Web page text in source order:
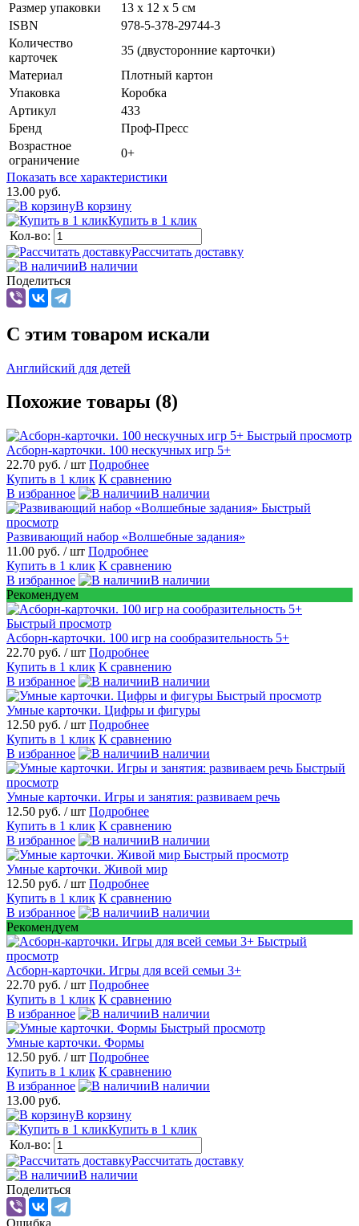
Размер упаковки
13 х 12 х 5 см
ISBN
978-5-378-29744-3
Количество
карточек
35 (двусторонние карточки)
Материал
Плотный картон
Упаковка
Коробка
Артикул
433
Бренд
Проф-Пресс
Возрастное
ограничение
0+
Показать все характеристики
13.00 руб.
В корзину
Купить в 1 клик
Кол-во:
Рассчитать доставку
В наличии
Поделиться
C этим товаром искали
Английский для детей
Похожие товары (8)
Быстрый просмотр
Асборн-карточки. 100 нескучных игр 5+
22.70 руб. / шт Подробнее
Купить в 1 клик К сравнению
В избранное
В наличии
Быстрый
просмотр
Развивающий набор «Волшебные задания»
11.00 руб. / шт Подробнее
Купить в 1 клик К сравнению
В избранное
В наличии
Рекомендуем
Быстрый просмотр
Асборн-карточки. 100 игр на сообразительность 5+
22.70 руб. / шт Подробнее
Купить в 1 клик К сравнению
В избранное
В наличии
Быстрый просмотр
Умные карточки. Цифры и фигуры
12.50 руб. / шт Подробнее
Купить в 1 клик К сравнению
В избранное
В наличии
Быстрый
просмотр
Умные карточки. Игры и занятия: развиваем речь
12.50 руб. / шт Подробнее
Купить в 1 клик К сравнению
В избранное
В наличии
Быстрый просмотр
Умные карточки. Живой мир
12.50 руб. / шт Подробнее
Купить в 1 клик К сравнению
В избранное
В наличии
Рекомендуем
Быстрый
просмотр
Асборн-карточки. Игры для всей семьи 3+
22.70 руб. / шт Подробнее
Купить в 1 клик К сравнению
В избранное
В наличии
Быстрый просмотр
Умные карточки. Формы
12.50 руб. / шт Подробнее
Купить в 1 клик К сравнению
В избранное
В наличии
13.00 руб.
В корзину
Купить в 1 клик
Кол-во:
Рассчитать доставку
В наличии
Поделиться